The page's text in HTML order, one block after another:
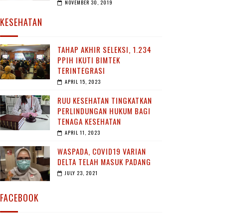
NOVEMBER 30, 2019
KESEHATAN
TAHAP AKHIR SELEKSI, 1.234
PPIH IKUTI BIMTEK
TERINTEGRASI
APRIL 15, 2023
RUU KESEHATAN TINGKATKAN
PERLINDUNGAN HUKUM BAGI
TENAGA KESEHATAN
APRIL 11, 2023
WASPADA, COVID19 VARIAN
DELTA TELAH MASUK PADANG
JULY 23, 2021
FACEBOOK